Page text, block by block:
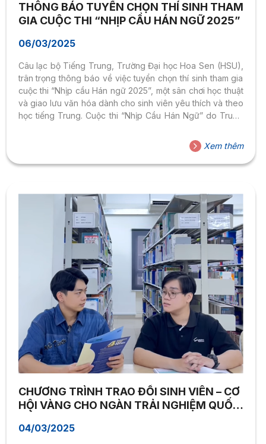
THÔNG BÁO TUYỂN CHỌN THÍ SINH THAM
GIA CUỘC THI “NHỊP CẦU HÁN NGỮ 2025”
06/03/2025
Câu lạc bộ Tiếng Trung, Trường Đại học Hoa Sen (HSU),
trân trọng thông báo về việc tuyển chọn thí sinh tham gia
cuộc thi “Nhịp cầu Hán ngữ 2025”, một sân chơi học thuật
và giao lưu văn hóa dành cho sinh viên yêu thích và theo
học tiếng Trung. Cuộc thi “Nhịp Cầu Hán Ngữ” do Trung
Dục nước Cộng Hòa Nhân Dân Trung Hoa tại TP.HCM
thực hiện và tổ chức định kỳ hàng năm. Đến với cuộc thi,
các bạn không chỉ có cơ...
Xem thêm
CHƯƠNG TRÌNH TRAO ĐỔI SINH VIÊN – CƠ
HỘI VÀNG CHO NGÀN TRẢI NGHIỆM QUỐC
04/03/2025